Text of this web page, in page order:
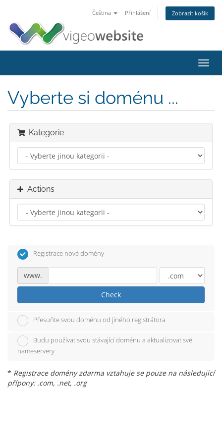
Čeština Přihlášení Zobrazit košík
Vyberte si doménu ...
Kategorie
Actions
Registrace nové domény
www.
Check
Přesuňte svou doménu od jiného registrátora
Budu používat svou stávající doménu a aktualizovat své
nameservery
* Registrace domény zdarma vztahuje se pouze na následující
přípony: .com, .net, .org